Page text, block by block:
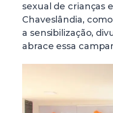
sexual de crianças
Chaveslândia,
a sensibilização,
abrace essa